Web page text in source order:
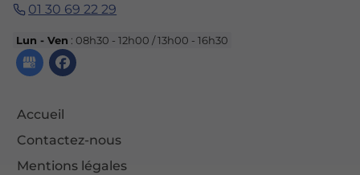
01 30 69 22 29
Lun - Ven : 08h30 - 12h00 / 13h00 - 16h30
Accueil
Contactez-nous
Mentions légales